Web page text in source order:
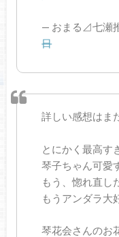
— おまる⊿七瀬
日
詳しい感想はま
とにかく最高す
琴子ちゃん可愛
もう、惚れ直し
もうアンダラ大
琴花会さんのお